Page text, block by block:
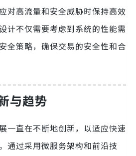
对高流量和安全威胁时保持高效
计不仅需要考虑到系统的性能需
全策略，确保交易的安全性和合
与趋势
一直在不断地创新，以适应快速
通过采用微服务架构和前沿技